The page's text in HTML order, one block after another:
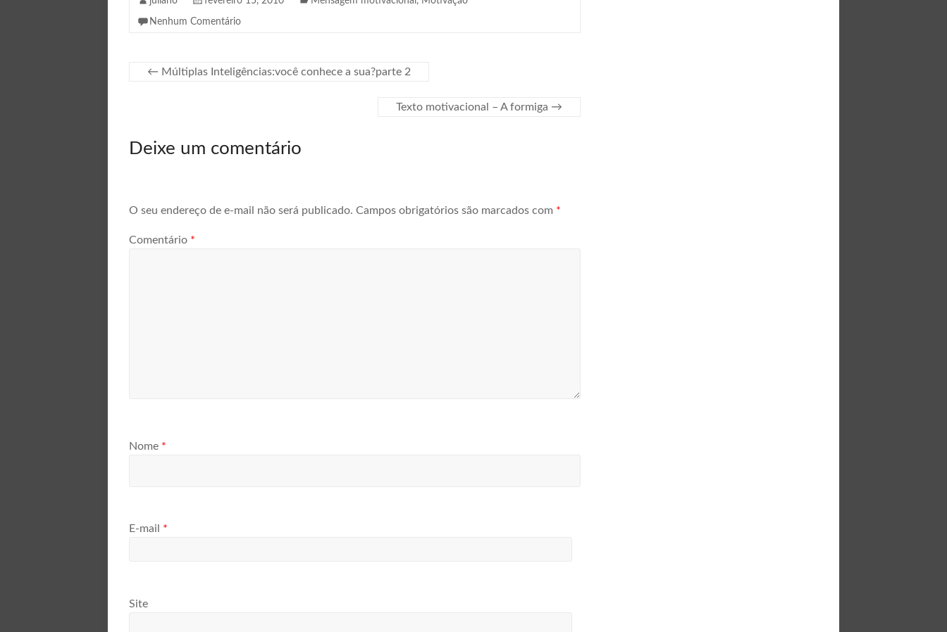
Nenhum Comentário
← Múltiplas Inteligências:você conhece a sua?parte 2
Texto motivacional – A formiga →
Deixe um comentário
O seu endereço de e-mail não será publicado. Campos obrigatórios são marcados com *
Comentário *
Nome *
E-mail *
Site